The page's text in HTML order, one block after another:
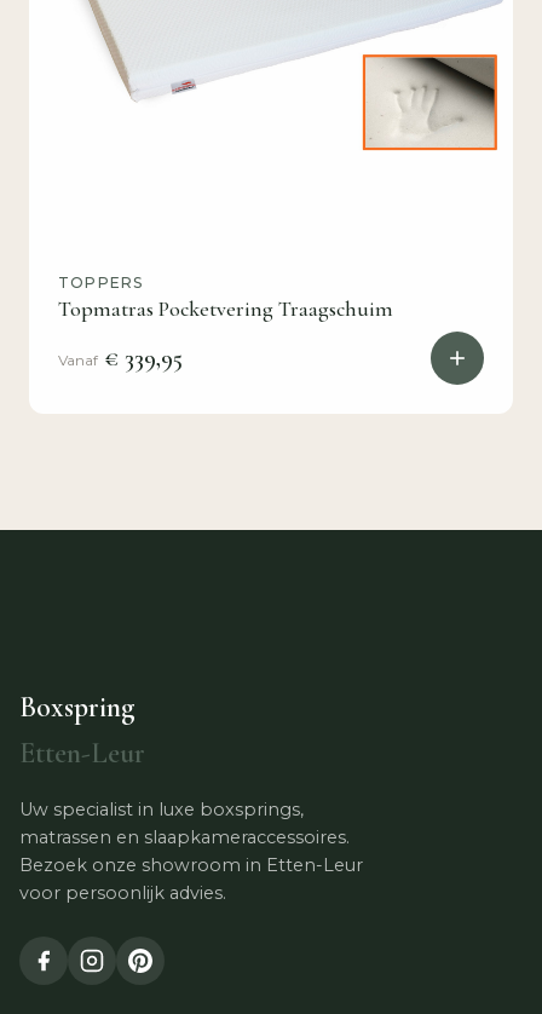
TOPPERS
Topmatras Pocketvering Traagschuim
Vanaf € 339,95
Boxspring
Etten-Leur
Uw specialist in luxe boxsprings,
matrassen en slaapkameraccessoires.
Bezoek onze showroom in Etten-Leur
voor persoonlijk advies.